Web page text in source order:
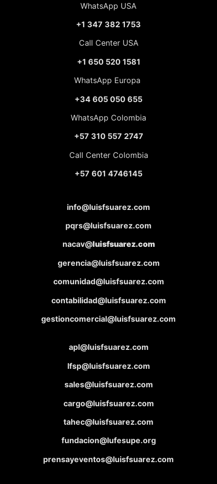
WhatsApp USA
+1 347 382 1753
Call Center USA
+1 650 520 1581
WhatsApp Europa
+34 605 050 655
WhatsApp Colombia
+57 310 557 2747
Call Center Colombia
+57 601 4746145
info@luisfsuarez.com
pqrs@luisfsuarez.com
nacav@luisfsuarez.com
gerencia@luisfsuarez.com
comunidad@luisfsuarez.com
contabilidad@luisfsuarez.com
gestioncomercial@luisfsuarez.com
apl@luisfsuarez.com
lfsp@luisfsuarez.com
sales@luisfsuarez.com
cargo@luisfsuarez.com
tahec@luisfsuarez.com
fundacion@lufesupe.org
prensayeventos@luisfsuarez.com